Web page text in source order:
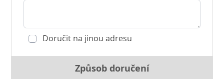
Doručit na jinou adresu
Způsob doručení